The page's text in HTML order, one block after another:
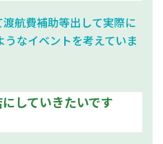
航費補助等出して実際に
なイベントを考えていま
していきたいです